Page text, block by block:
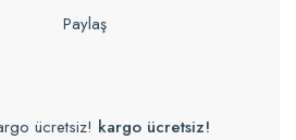
Paylaş
ücretsiz! kargo ücretsiz!